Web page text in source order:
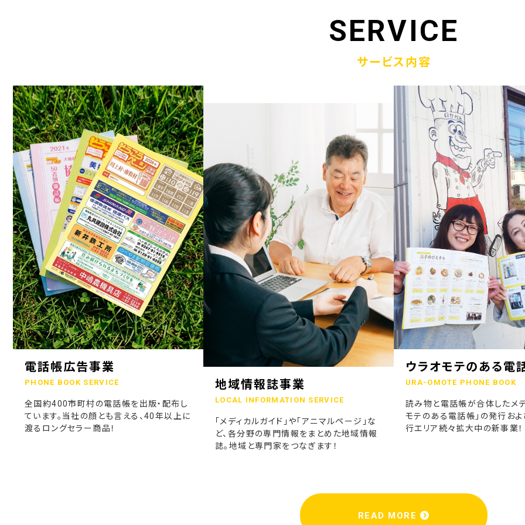
「ウラオモテのある電話帳」がメディアに紹介されまし
SERVICE
サービス内容
電話帳広告事業
PHONE BOOK SERVICE
全国約400市町村の電話帳を出版・配布し
ています。当社の顔とも言える、40年以上に
渡るロングセラー商品！
地域情報誌事業
LOCAL INFORMATION SERVICE
「メディカルガイド」や「アニマルページ」な
ど、各分野の専門情報をまとめた地域情報
誌。地域と専門家をつなぎます！
ウラオモテのある電
URA-OMOTE PHONE BOOK
読み物と電話帳が合体したメデ
モテのある電話帳」の発行およ
行エリア続々拡大中の新事業！
READ MORE